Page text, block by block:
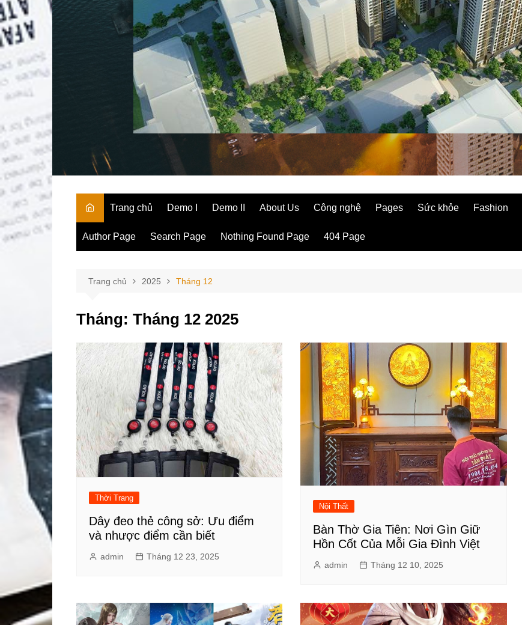
Trang chủ Demo I Demo II About Us Công nghệ Pages Sức khỏe Fashion
Author Page Search Page Nothing Found Page 404 Page
Trang chủ 2025 Tháng 12
Tháng: Tháng 12 2025
Thời Trang
Dây đeo thẻ công sở: Ưu điểm
và nhược điểm cần biết
admin Tháng 12 23, 2025
Nội Thất
Bàn Thờ Gia Tiên: Nơi Gìn Giữ
Hồn Cốt Của Mỗi Gia Đình Việt
admin Tháng 12 10, 2025